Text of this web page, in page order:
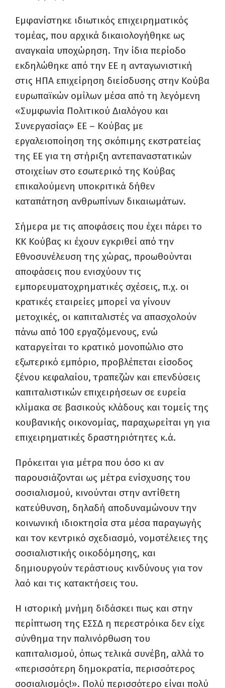
Εμφανίστηκε ιδιωτικός επιχειρηματικός
τομέας, που αρχικά δικαιολογήθηκε ως
αναγκαία υποχώρηση. Την ίδια περίοδο
εκδηλώθηκε από την ΕΕ η ανταγωνιστική
στις ΗΠΑ επιχείρηση διείσδυσης στην Κούβα
ευρωπαϊκών ομίλων μέσα από τη λεγόμενη
«Συμφωνία Πολιτικού Διαλόγου και
Συνεργασίας» ΕΕ – Κούβας με
εργαλειοποίηση της σκόπιμης εκστρατείας
της ΕΕ για τη στήριξη αντεπαναστατικών
στοιχείων στο εσωτερικό της Κούβας
επικαλούμενη υποκριτικά δήθεν
καταπάτηση ανθρωπίνων δικαιωμάτων.
Σήμερα με τις αποφάσεις που έχει πάρει το
ΚΚ Κούβας κι έχουν εγκριθεί από την
Εθνοσυνέλευση της χώρας, προωθούνται
αποφάσεις που ενισχύουν τις
εμπορευματοχρηματικές σχέσεις, π.χ. οι
κρατικές εταιρείες μπορεί να γίνουν
μετοχικές, οι καπιταλιστές να απασχολούν
πάνω από 100 εργαζόμενους, ενώ
καταργείται το κρατικό μονοπώλιο στο
εξωτερικό εμπόριο, προβλέπεται είσοδος
ξένου κεφαλαίου, τραπεζών και επενδύσεις
καπιταλιστικών επιχειρήσεων σε ευρεία
κλίμακα σε βασικούς κλάδους και τομείς της
κουβανικής οικονομίας, παραχωρείται γη για
επιχειρηματικές δραστηριότητες κ.ά.
Πρόκειται για μέτρα που όσο κι αν
παρουσιάζονται ως μέτρα ενίσχυσης του
σοσιαλισμού, κινούνται στην αντίθετη
κατεύθυνση, δηλαδή αποδυναμώνουν την
κοινωνική ιδιοκτησία στα μέσα παραγωγής
και τον κεντρικό σχεδιασμό, νομοτέλειες της
σοσιαλιστικής οικοδόμησης, και
δημιουργούν τεράστιους κινδύνους για τον
λαό και τις κατακτήσεις του.
Η ιστορική μνήμη διδάσκει πως και στην
περίπτωση της ΕΣΣΔ η περεστρόικα δεν είχε
σύνθημα την παλινόρθωση του
καπιταλισμού, όπως τελικά συνέβη, αλλά το
«περισσότερη δημοκρατία, περισσότερος
σοσιαλισμός!». Πολύ περισσότερο είναι πολύ